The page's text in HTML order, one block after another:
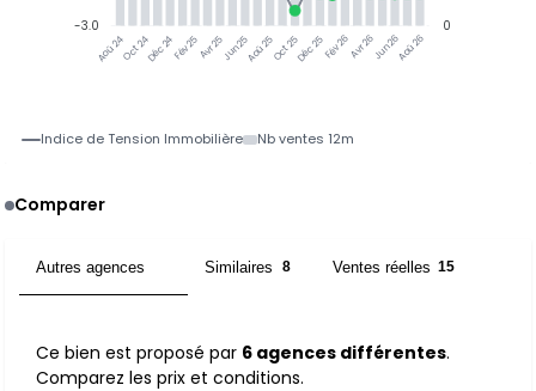
Aoû 24Oct 24Déc 24Fév 25Avr 25Jun 25Aoû 25Oct 25Déc 25Fév 26Avr 26Jun 26Aoû 26
0
-3.0
Indice de Tension Immobilière Nb ventes 12m
Comparer
Autres agences Similaires 8 Ventes réelles 15
Ce bien est proposé par 6 agences différentes.
Comparez les prix et conditions.